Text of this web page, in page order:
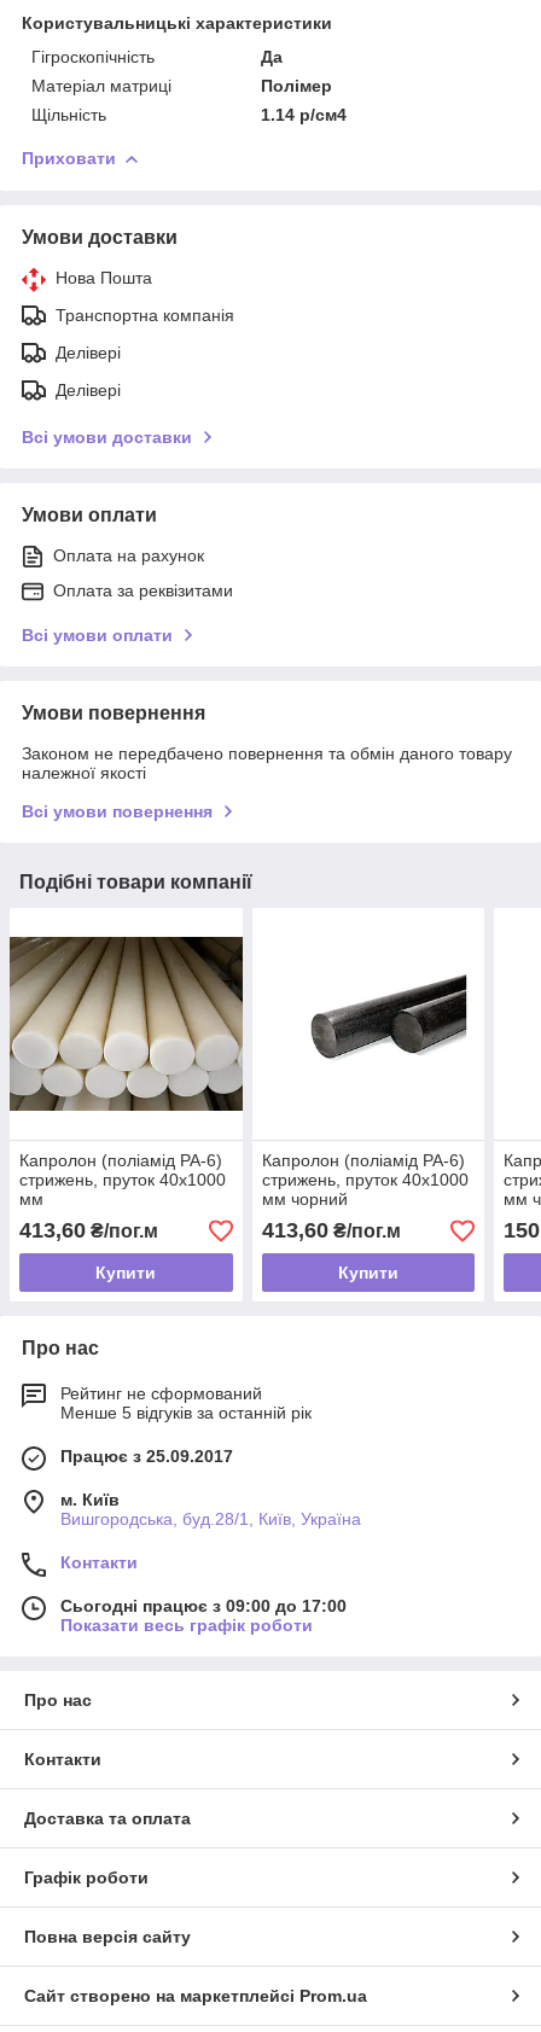
Користувальницькі характеристики
Гігроскопічність
Да
Матеріал матриці
Полімер
Щільність
1.14 р/см4
Приховати
Умови доставки
Нова Пошта
Транспортна компанія
Делівері
Делівері
Всі умови доставки
Умови оплати
Оплата на рахунок
Оплата за реквізитами
Всі умови оплати
Умови повернення
Законом не передбачено повернення та обмін даного товару
належної якості
Всі умови повернення
Подібні товари компанії
Капролон (поліамід РА-6)
стрижень, пруток 40х1000
мм
413,60 ₴/пог.м
Купити
Капролон (поліамід РА-6)
стрижень, пруток 40х1000
мм чорний
413,60₴/пог.м
Купити
мм
Про нас
Рейтинг не сформований
Менше 5 відгуків за останній рік
Працює з 25.09.2017
м. Київ
Вишгородська, буд.28/1, Київ, Україна
Контакти
Сьогодні працює з 09:00 до 17:00
Показати весь графік роботи
Про нас
Контакти
Доставка та оплата
Графік роботи
Повна версія сайту
Сайт створено на маркетплейсі Prom.ua